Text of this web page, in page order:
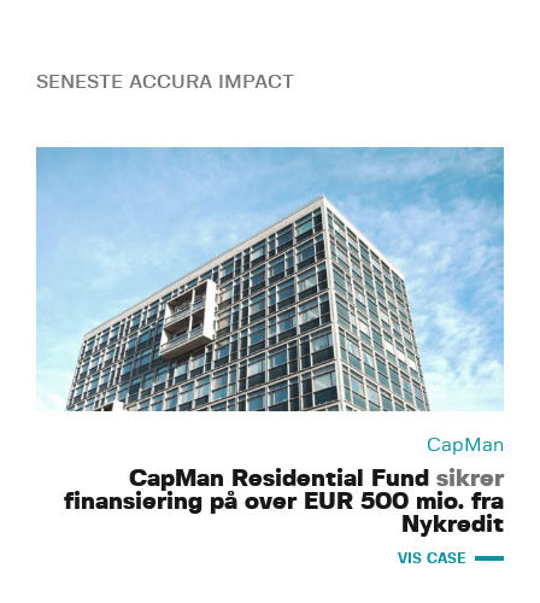
SENESTE ACCURA IMPACT
CapMan
CapMan Residential Fund sikrer
finansiering på over EUR 500 mio. fra
Nykredit
VIS CASE